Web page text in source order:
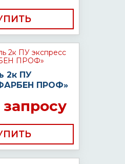
2к ПУ
ПРОФ»